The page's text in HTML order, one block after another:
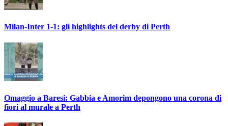
Milan-Inter 1-1: gli highlights del derby di Perth
Omaggio a Baresi: Gabbia e Amorim depongono una corona di
fiori al murale a Perth